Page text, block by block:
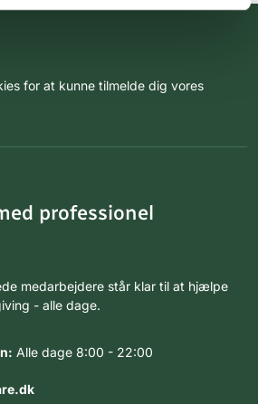
for at kunne tilmelde dig vores
professionel
medarbejdere står klar til at hjælpe
- alle dage.
Alle dage 8:00 - 22:00